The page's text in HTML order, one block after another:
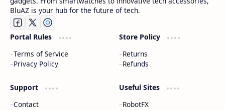
BluAZ is your hub for the future of tech.
Portal Rules
Terms of Service
Privacy Policy
Store Policy
Returns
Refunds
Support
Contact
Useful Sites
RobotFX